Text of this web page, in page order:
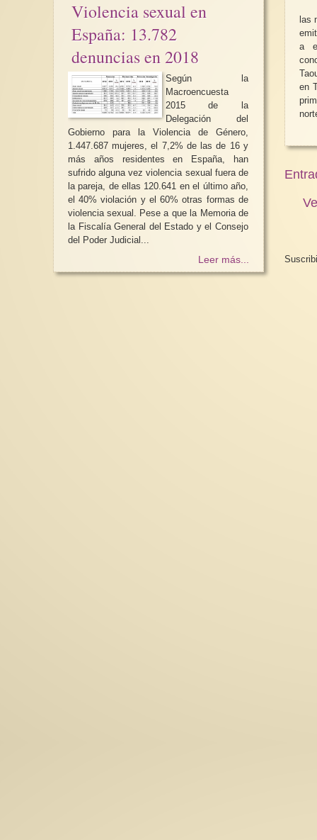
Violencia sexual en
España: 13.782
denuncias en 2018
Según la
Macroencuesta
2015 de la
Delegación del
Gobierno para la Violencia de Género,
1.447.687 mujeres, el 7,2% de las de 16 y
más años residentes en España, han
sufrido alguna vez violencia sexual fuera de
la pareja, de ellas 120.641 en el último año,
el 40% violación y el 60% otras formas de
violencia sexual. Pese a que la Memoria de
la Fiscalía General del Estado y el Consejo
del Poder Judicial...
Leer más...
las
a ella.
en
REGALA
Regala feminismo .
dejar un mundo
cooperación, más